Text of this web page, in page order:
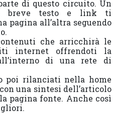
di questo circuito. Un
breve testo e link ti
pagina all’altra seguendo
che arricchirà le
internet offrendoti la
di una rete di
poi rilanciati nella home
una sintesi dell’articolo
pagina fonte. Anche così